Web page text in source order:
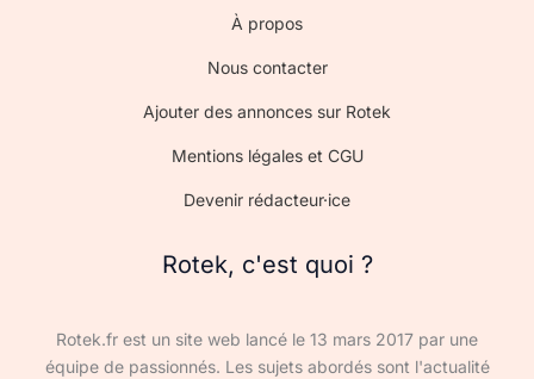
À propos
Nous contacter
Ajouter des annonces sur Rotek
Mentions légales et CGU
Devenir rédacteur·ice
Rotek, c'est quoi ?
Rotek.fr est un site web lancé le 13 mars 2017 par une
équipe de passionnés. Les sujets abordés sont l'actualité